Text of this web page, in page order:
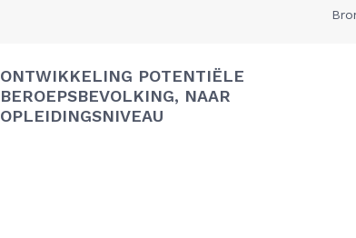
ONTWIKKELING POTENTIËLE
BEROEPSBEVOLKING, NAAR
OPLEIDINGSNIVEAU